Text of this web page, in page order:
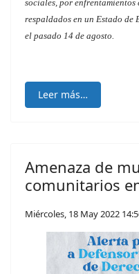
sociales, por
respaldados en un Estado de
el pasado 14 de agosto.
Leer más…
Amenaza de
comunitarios
Miércoles, 18 May 2022